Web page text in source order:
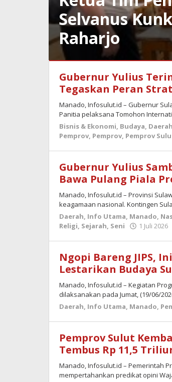
Selvanus
Raharjo
Ekonomi,
Daerah,
Info
Utama,
Manado,
Nasional,
Pemerintahan
Pemprov,
Pemprov
Pemprov
Sulut,
Sosial
admin
Gubernur Yulius
Tegaskan Peran
Manado, Infosulut.id – Gubernur
Panitia pelaksana Tomohon
Bisnis & Ekonomi, Budaya, Daerah
Pemprov, Pemprov, Pemprov
Gubernur Yulius
Bawa Pulang Piala
Manado, Infosulut.id – Provinsi
keagamaan nasional. Kontingen
Daerah, Info Utama, Manado,
Religi, Sejarah, Seni 1 Juli 2026
Ngopi Bareng JIPS,
Lestarikan Budaya
Manado, Infosulut.id – Kegiatan
dilaksanakan pada Jumat, (19/06/
Daerah, Info Utama, Manado,
Pemprov Sulut
Tembus Rp 11,5
Manado, Infosulut.id – Pemerintah
mempertahankan predikat opini